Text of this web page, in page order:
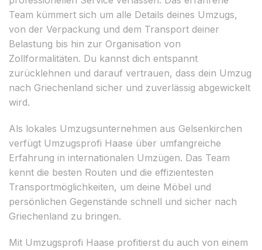
Team kümmert sich um alle Details deines Umzugs,
von der Verpackung und dem Transport deiner
Belastung bis hin zur Organisation von
Zollformalitäten. Du kannst dich entspannt
zurücklehnen und darauf vertrauen, dass dein Umzug
nach Griechenland sicher und zuverlässig abgewickelt
wird.
Als lokales Umzugsunternehmen aus Gelsenkirchen
verfügt Umzugsprofi Haase über umfangreiche
Erfahrung in internationalen Umzügen. Das Team
kennt die besten Routen und die effizientesten
Transportmöglichkeiten, um deine Möbel und
persönlichen Gegenstände schnell und sicher nach
Griechenland zu bringen.
Mit Umzugsprofi Haase profitierst du auch von einem